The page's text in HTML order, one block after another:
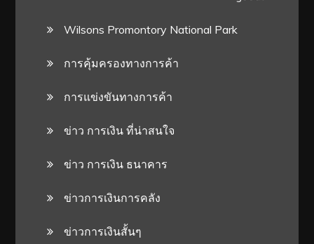
Wilsons Promontory National Park
การคุ้มครองทางการค้า
การแข่งขันทางการค้า
ข่าว การเงิน ที่น่าสนใจ
ข่าว การเงิน ธนาคาร
ข่าวการเงินการคลัง
ข่าวการเงินสั้นๆ